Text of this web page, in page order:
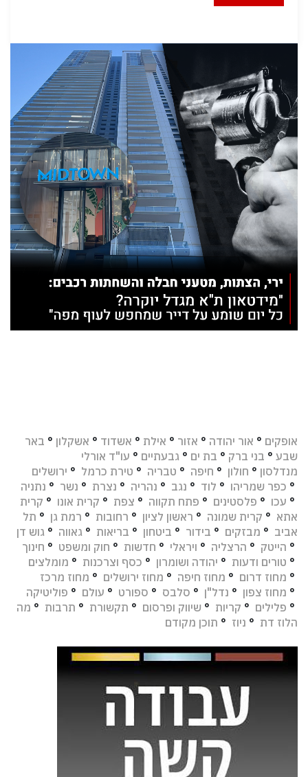
אופקים ° אור יהודה ° אזור ° אילת ° אשדוד ° אשקלון ° באר
שבע ° בני ברק ° בת ים ° גבעתיים ° עו"ד אורלי
מנדלסון ° חולון ° חיפה ° טבריה ° טירת כרמל ° ירושלים
° כפר שמריהו ° לוד ° נגב ° נהריה ° נצרת ° נשר ° נתניה
° עכו ° פלסטינים ° פתח תקווה ° צפת ° קרית אונו ° קרית
אתא ° קרית שמונה ° ראשון לציון ° רחובות ° רמת גן ° תל
אביב ° מבזקים ° בידור ° ביטחון ° בריאות ° גאווה ° גוש דן
° הייטק ° הרצליה ° ויראלי ° חדשות ° חוק ומשפט ° חינוך
° טורים ודעות ° יהודה ושומרון ° כסף וצרכנות ° מומלצים
° מחוז דרום ° מחוז חיפה ° מחוז ירושלים ° מחוז מרכז
° מחוז צפון ° נדל"ן ° סלבס ° ספורט ° עולם ° פוליטיקה
° פלילים ° קריות ° שיווק ופרסום ° תקשורת ° תרבות ° מה
הלוז דת ° ניוז ° תוכן מקודם